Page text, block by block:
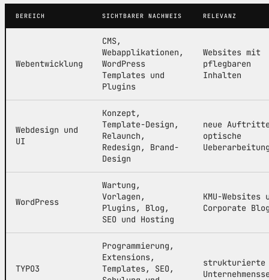
BEREICH SICHTBARER NACHWEIS RELEVANZ
Webentwicklung
CMS,
Webapplikationen,
WordPress
Templates und
Plugins
Websites mit
pflegbaren
Inhalten
Webdesign und
UI
Konzept,
Template-Design,
Relaunch,
Redesign, Brand-
Design
neue
optische
WordPress
Wartung,
Vorlagen,
Plugins, Blog,
SEO und Hosting
KMU-Websites
Corporate
TYPO3
Programmierung,
Extensions,
Templates, SEO,
strukturierte